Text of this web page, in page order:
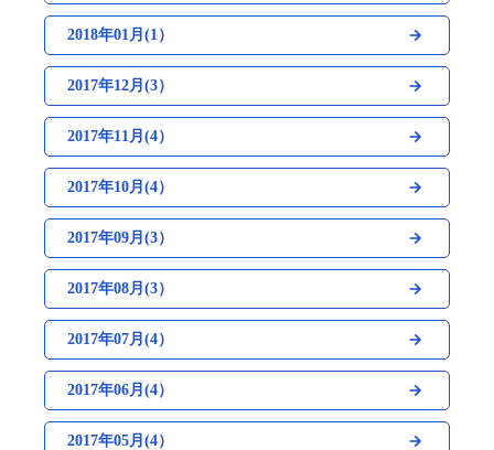
2018年01月(1）
2017年12月(3）
2017年11月(4）
2017年10月(4）
2017年09月(3）
2017年08月(3）
2017年07月(4）
2017年06月(4）
2017年05月(4）